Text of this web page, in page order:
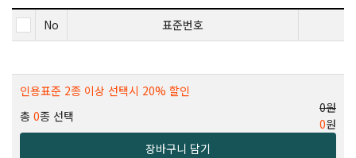
No 표준번호
인용표준 2종 이상 선택시 20% 할인
총 0종 선택
0원
0원
장바구니 담기